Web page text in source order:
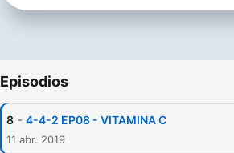
Episodios
8 - 4-4-2 EP08 - VITAMINA C
11 abr. 2019